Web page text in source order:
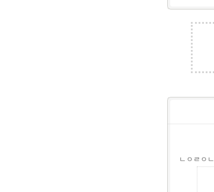
ㄴㅇㄹㅇㄴ